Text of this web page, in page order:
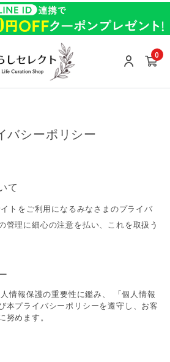
0
バシーポリシー
て
トをご利用になるみなさまのプライバ
管理に細心の注意を払い、これを取扱う
情報保護の重要性に鑑み、 「個人情報
本プライバシーポリシーを遵守し、お客
努めます。